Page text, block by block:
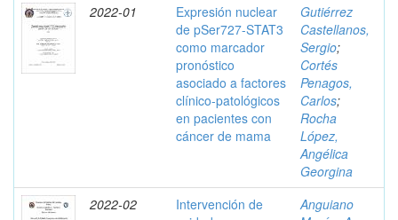
2022-01
Expresión nuclear
de pSer727-STAT3
como marcador
pronóstico
asociado a factores
clínico-patológicos
en pacientes con
cáncer de mama
Gutiérrez
Castellanos,
Sergio;
Cortés
Penagos,
Carlos;
Rocha
López,
Angélica
Georgina
2022-02
Intervención de
Anguiano